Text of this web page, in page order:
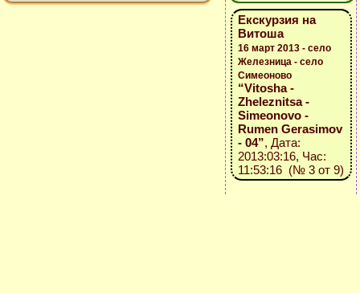
Екскурзия на
Витоша
16 март 2013 - село
Железница - село
Симеоново
“Vitosha -
Zheleznitsa -
Simeonovo -
Rumen Gerasimov
- 04”, Дата:
2013:03:16, Час:
11:53:16 (№ 3 от 9)